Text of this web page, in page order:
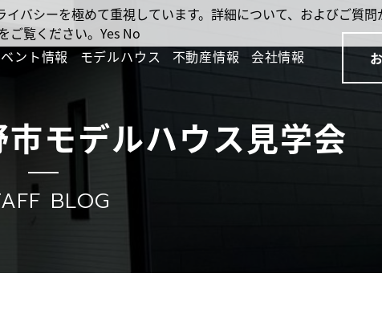
ント情報 モデルハウス 不動産情報 会社情報
市モデルハウス見学会
BLOG
バシーを極めて重視しています。詳細について、およびご質
ご覧ください。 Yes No